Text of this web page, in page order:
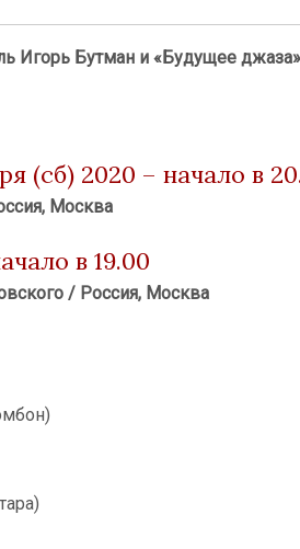
Игорь Бутман и «Будущее джаза»
(сб) 2020 – начало в
Москва
в 19.00
/ Россия, Москва